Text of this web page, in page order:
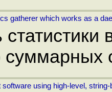
gatherer which works as a
суммарных
using high-level, string-